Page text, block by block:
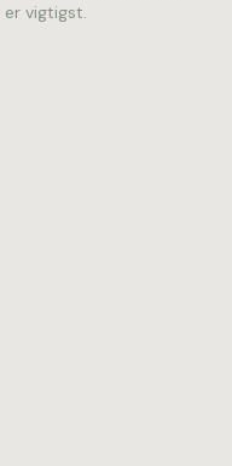
vigtigst.